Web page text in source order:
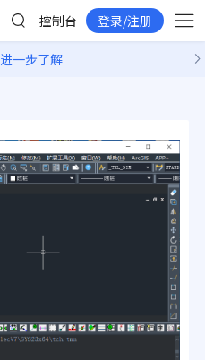
控制台 登录/注册
进一步了解